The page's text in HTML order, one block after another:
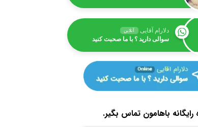
دلارام آقایی آنلاین
سوالی دارید ؟ با ما صحبت کنید
رایگانه باهامون تماس بگیر.